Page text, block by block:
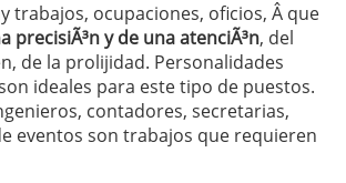
trabajos, ocupaciones, oficios, Â que
precisiÃ³n y de una atenciÃ³n, del
de la prolijidad. Personalidades
ideales para este tipo de puestos.
contadores, secretarias,
eventos son trabajos que requieren